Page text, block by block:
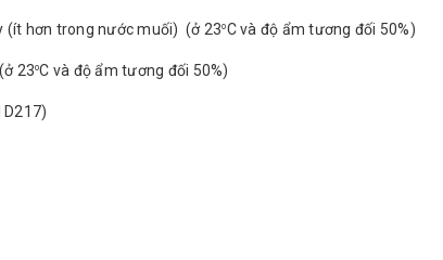
(ít hơn trong nước muối) (ở 23oC và độ ẩm tương đối 50%)
23oC và độ ẩm tương đối 50%)
D217)